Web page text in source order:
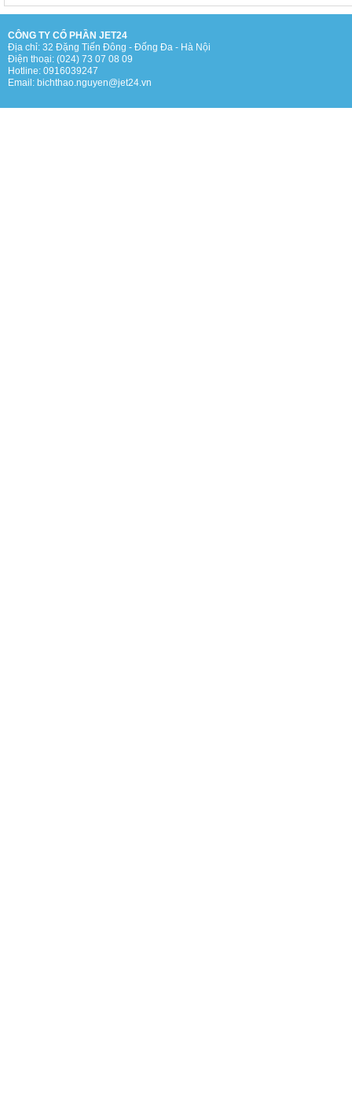
CÔNG TY CỔ PHẦN JET24
Địa chỉ: 32 Đặng Tiến Đông - Đống Đa - Hà Nội
Điện thoại: (024) 73 07 08 09
Hotline: 0916039247
Email: bichthao.nguyen@jet24.vn